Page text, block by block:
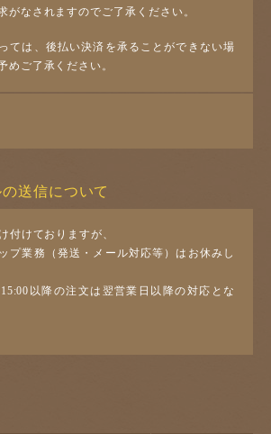
がなされますのでご了承ください。
ては、後払い決済を承ることができない場
めご了承ください。
送信について
付けておりますが、
プ業務（発送・メール対応等）はお休みし
以降の注文は翌営業日以降の対応とな